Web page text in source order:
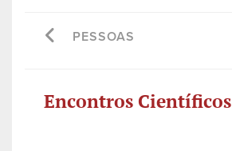
PESSOAS
Encontros Científicos